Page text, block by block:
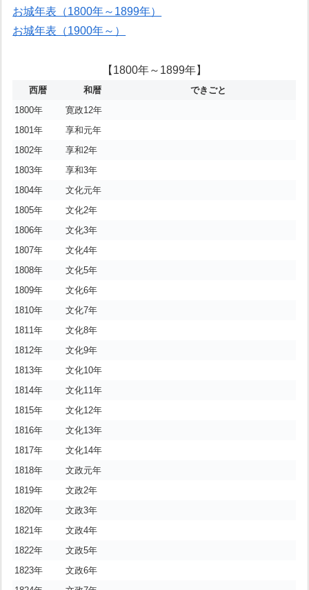
お城年表（1800年～1899年）
お城年表（1900年～）
【1800年～1899年】
西暦 和暦
できごと
1800年
寛政12年
1801年
享和元年
1802年
享和2年
1803年
享和3年
1804年
文化元年
1805年
文化2年
1806年
文化3年
1807年
文化4年
1808年
文化5年
1809年
文化6年
1810年
文化7年
1811年
文化8年
1812年
文化9年
1813年
文化10年
1814年
文化11年
1815年
文化12年
1816年
文化13年
1817年
文化14年
1818年
文政元年
1819年
文政2年
1820年
文政3年
1821年
文政4年
1822年
文政5年
1823年
文政6年